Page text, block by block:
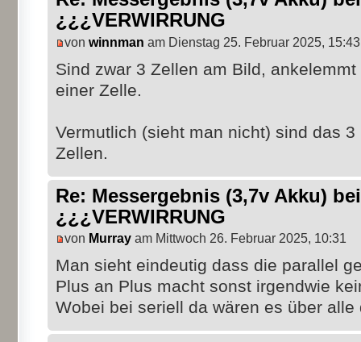
¿¿¿VERWIRRUNG
von winnman am Dienstag 25. Februar 2025, 15:43
Sind zwar 3 Zellen am Bild,
einer Zelle.
Vermutlich (sieht man nicht) sind das
Zellen.
Re: Messergebnis (3,7v Akku)
¿¿¿VERWIRRUNG
von Murray am Mittwoch 26. Februar 2025, 10:31
Man sieht eindeutig dass die parallel
Plus an Plus macht sonst irgendwie
Wobei bei seriell da wären es über